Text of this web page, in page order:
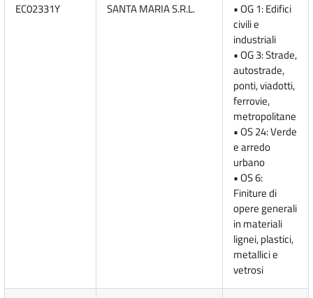
EC02331Y SANTA MARIA S.R.L.
• OG 1: Edifici
civili e
industriali
• OG 3: Strade,
autostrade,
ponti, viadotti,
ferrovie,
metropolitane
• OS 24: Verde
e arredo
urbano
• OS 6:
Finiture di
opere generali
in materiali
lignei, plastici,
metallici e
vetrosi